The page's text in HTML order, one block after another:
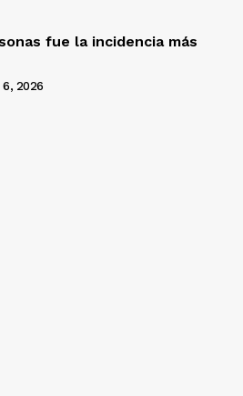
fue la incidencia más
2026